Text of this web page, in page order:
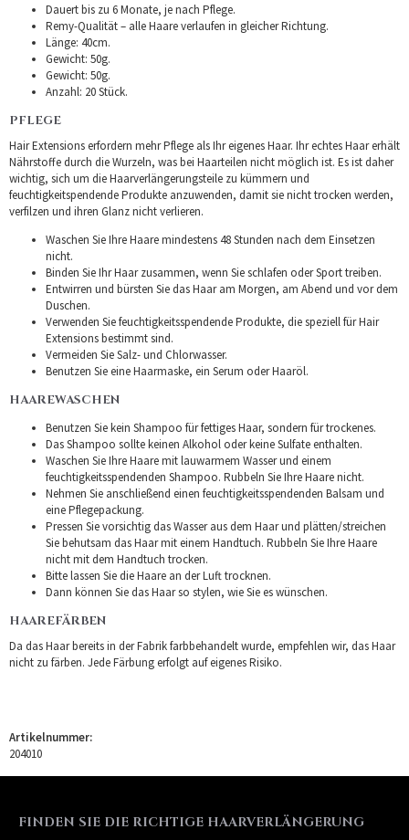
Dauert bis zu 6 Monate, je nach Pflege.
Remy-Qualität – alle Haare verlaufen in gleicher Richtung.
Länge: 40cm.
Gewicht: 50g.
Gewicht: 50g.
Anzahl: 20 Stück.
PFLEGE
Hair Extensions erfordern mehr Pflege als Ihr eigenes Haar. Ihr echtes Haar erhält
Nährstoffe durch die Wurzeln, was bei Haarteilen nicht möglich ist. Es ist daher
wichtig, sich um die Haarverlängerungsteile zu kümmern und
feuchtigkeitspendende Produkte anzuwenden, damit sie nicht trocken werden,
verfilzen und ihren Glanz nicht verlieren.
Waschen Sie Ihre Haare mindestens 48 Stunden nach dem Einsetzen
nicht.
Binden Sie Ihr Haar zusammen, wenn Sie schlafen oder Sport treiben.
Entwirren und bürsten Sie das Haar am Morgen, am Abend und vor dem
Duschen.
Verwenden Sie feuchtigkeitsspendende Produkte, die speziell für Hair
Extensions bestimmt sind.
Vermeiden Sie Salz- und Chlorwasser.
Benutzen Sie eine Haarmaske, ein Serum oder Haaröl.
HAAREWASCHEN
Benutzen Sie kein Shampoo für fettiges Haar, sondern für trockenes.
Das Shampoo sollte keinen Alkohol oder keine Sulfate enthalten.
Waschen Sie Ihre Haare mit lauwarmem Wasser und einem
feuchtigkeitsspendenden Shampoo. Rubbeln Sie Ihre Haare nicht.
Nehmen Sie anschließend einen feuchtigkeitsspendenden Balsam und
eine Pflegepackung.
Pressen Sie vorsichtig das Wasser aus dem Haar und plätten/streichen
Sie behutsam das Haar mit einem Handtuch. Rubbeln Sie Ihre Haare
nicht mit dem Handtuch trocken.
Bitte lassen Sie die Haare an der Luft trocknen.
Dann können Sie das Haar so stylen, wie Sie es wünschen.
HAAREFÄRBEN
Da das Haar bereits in der Fabrik farbbehandelt wurde, empfehlen wir, das Haar
nicht zu färben. Jede Färbung erfolgt auf eigenes Risiko.
Artikelnummer:
204010
FINDEN SIE DIE RICHTIGE HAARVERLÄNGERUNG